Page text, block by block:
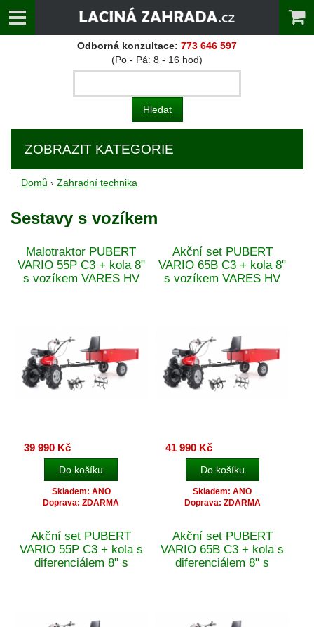
Odborná konzultace: 773 646 597
(Po - Pá: 8 - 16 hod)
ZOBRAZIT KATEGORIE
Domů › Zahradní technika
Sestavy s vozíkem
Malotraktor PUBERT
VARIO 55P C3 + kola 8"
s vozíkem VARES HV
39 990 Kč
Skladem: ANO
Doprava: ZDARMA
Akční set PUBERT
VARIO 65B C3 + kola 8"
s vozíkem VARES HV
41 990 Kč
Skladem: ANO
Doprava: ZDARMA
Akční set PUBERT
VARIO 55P C3 + kola s
diferenciálem 8" s
Akční set PUBERT
VARIO 65B C3 + kola s
diferenciálem 8" s